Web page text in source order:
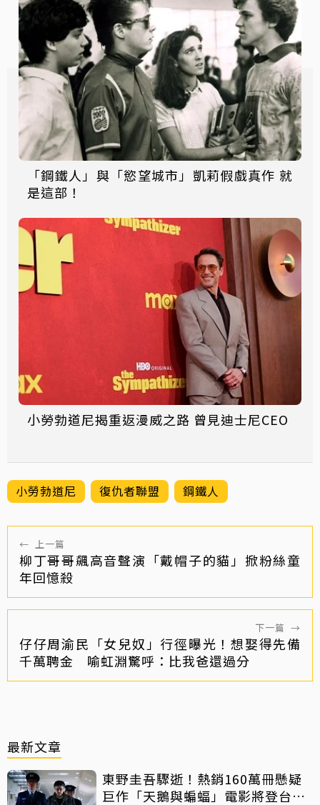
「鋼鐵人」與「慾望城市」凱莉假戲真作 就
是這部！
小勞勃道尼揭重返漫威之路 曾見迪士尼CEO
小勞勃道尼 復仇者聯盟 鋼鐵人
← 上一篇
柳丁哥哥飆高音聲演「戴帽子的貓」掀粉絲童
年回憶殺
下一篇 →
仔仔周渝民「女兒奴」行徑曝光！想娶得先備
千萬聘金 喻虹淵驚呼：比我爸還過分
最新文章
東野圭吾驟逝！熱銷160萬冊懸疑
巨作「天鵝與蝙蝠」電影將登台上